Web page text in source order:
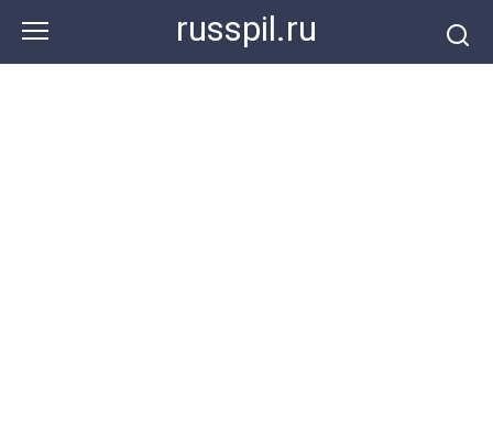
контенту
russpil.ru